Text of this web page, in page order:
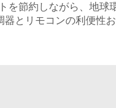
を節約しながら、地
とリモコンの利便性